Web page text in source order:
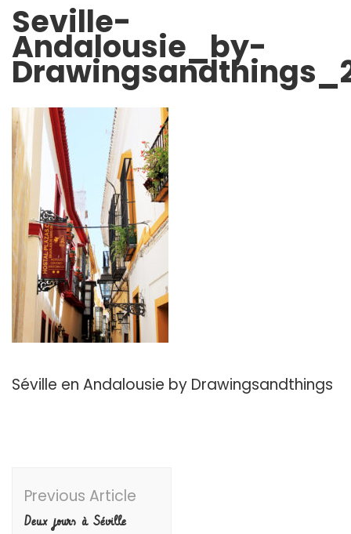
Seville-
Andalousie_by-
Séville en Andalousie by Drawingsandthings
Navigation
Previous Article
Deux jours à Séville